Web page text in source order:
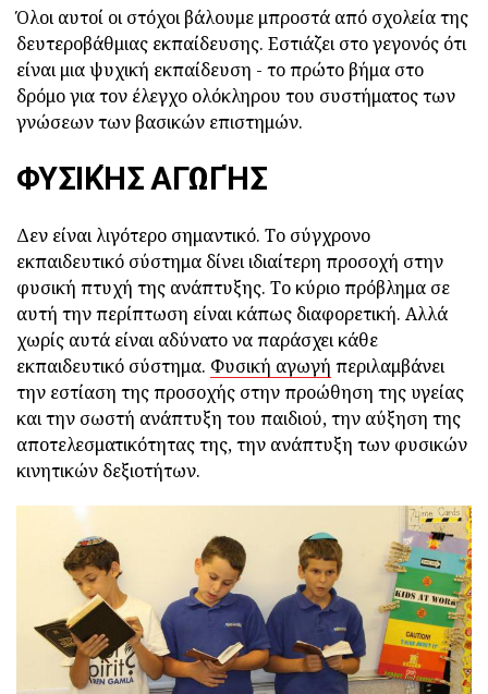
Όλοι αυτοί οι στόχοι βάλουμε μπροστά από σχολεία της
δευτεροβάθμιας εκπαίδευσης. Εστιάζει στο γεγονός ότι
είναι μια ψυχική εκπαίδευση - το πρώτο βήμα στο
δρόμο για τον έλεγχο ολόκληρου του συστήματος των
γνώσεων των βασικών επιστημών.
ΦΥΣΙΚΉΣ ΑΓΩΓΉΣ
Δεν είναι λιγότερο σημαντικό. Το σύγχρονο
εκπαιδευτικό σύστημα δίνει ιδιαίτερη προσοχή στην
φυσική πτυχή της ανάπτυξης. Το κύριο πρόβλημα σε
αυτή την περίπτωση είναι κάπως διαφορετική. Αλλά
χωρίς αυτά είναι αδύνατο να παράσχει κάθε
εκπαιδευτικό σύστημα. Φυσική αγωγή περιλαμβάνει
την εστίαση της προσοχής στην προώθηση της υγείας
και την σωστή ανάπτυξη του παιδιού, την αύξηση της
αποτελεσματικότητας της, την ανάπτυξη των φυσικών
κινητικών δεξιοτήτων.